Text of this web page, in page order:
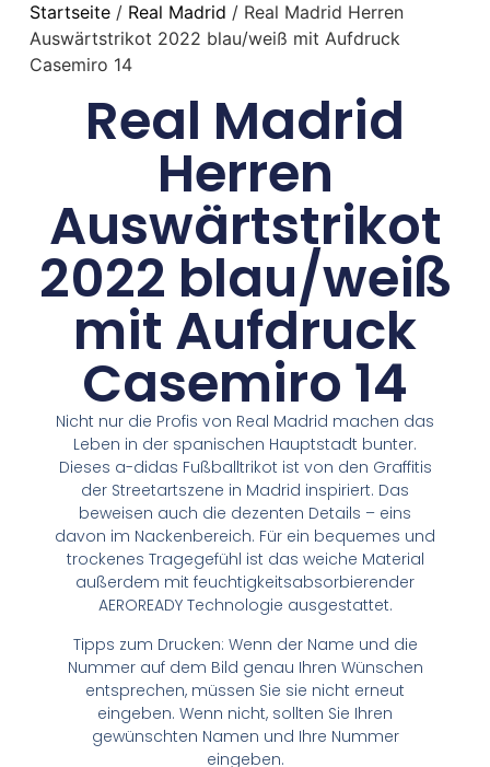
Startseite/ Real Madrid / Real Madrid Herren
Auswärtstrikot 2022 blau/weiß mit Aufdruck
Casemiro 14
Real Madrid
Herren
Auswärtstrikot
2022 blau/weiß
mit Aufdruck
Casemiro 14
Nicht nur die Profis von Real Madrid machen das
Leben in der spanischen Hauptstadt bunter.
Dieses a-didas Fußballtrikot ist von den Graffitis
der Streetartszene in Madrid inspiriert. Das
beweisen auch die dezenten Details – eins
davon im Nackenbereich. Für ein bequemes und
trockenes Tragegefühl ist das weiche Material
außerdem mit feuchtigkeitsabsorbierender
AEROREADY Technologie ausgestattet.
Tipps zum Drucken: Wenn der Name und die
Nummer auf dem Bild genau Ihren Wünschen
entsprechen, müssen Sie sie nicht erneut
eingeben. Wenn nicht, sollten Sie Ihren
gewünschten Namen und Ihre Nummer
eingeben.